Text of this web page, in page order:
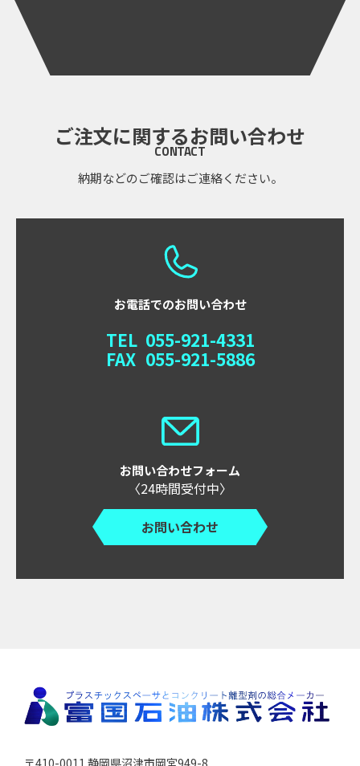
ご注文に関するお問い合わせ
CONTACT
納期などのご確認はご連絡ください。
お電話でのお問い合わせ
TEL 055-921-4331
FAX 055-921-5886
お問い合わせフォーム
〈24時間受付中〉
お問い合わせ